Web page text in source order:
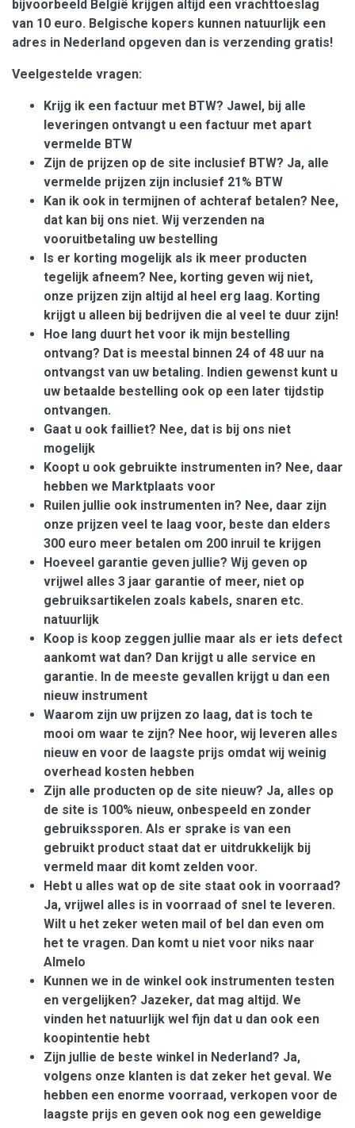
bijvoorbeeld België krijgen altijd een vrachttoeslag
van 10 euro. Belgische kopers kunnen natuurlijk een
adres in Nederland opgeven dan is verzending gratis!
Veelgestelde vragen:
Krijg ik een factuur met BTW? Jawel, bij alle
leveringen ontvangt u een factuur met apart
vermelde BTW
Zijn de prijzen op de site inclusief BTW? Ja, alle
vermelde prijzen zijn inclusief 21% BTW
Kan ik ook in termijnen of achteraf betalen? Nee,
dat kan bij ons niet. Wij verzenden na
vooruitbetaling uw bestelling
Is er korting mogelijk als ik meer producten
tegelijk afneem? Nee, korting geven wij niet,
onze prijzen zijn altijd al heel erg laag. Korting
krijgt u alleen bij bedrijven die al veel te duur zijn!
Hoe lang duurt het voor ik mijn bestelling
ontvang? Dat is meestal binnen 24 of 48 uur na
ontvangst van uw betaling. Indien gewenst kunt u
uw betaalde bestelling ook op een later tijdstip
ontvangen.
Gaat u ook failliet? Nee, dat is bij ons niet
mogelijk
Koopt u ook gebruikte instrumenten in? Nee, daar
hebben we Marktplaats voor
Ruilen jullie ook instrumenten in? Nee, daar zijn
onze prijzen veel te laag voor, beste dan elders
300 euro meer betalen om 200 inruil te krijgen
Hoeveel garantie geven jullie? Wij geven op
vrijwel alles 3 jaar garantie of meer, niet op
gebruiksartikelen zoals kabels, snaren etc.
natuurlijk
Koop is koop zeggen jullie maar als er iets defect
aankomt wat dan? Dan krijgt u alle service en
garantie. In de meeste gevallen krijgt u dan een
nieuw instrument
Waarom zijn uw prijzen zo laag, dat is toch te
mooi om waar te zijn? Nee hoor, wij leveren alles
nieuw en voor de laagste prijs omdat wij weinig
overhead kosten hebben
Zijn alle producten op de site nieuw? Ja, alles op
de site is 100% nieuw, onbespeeld en zonder
gebruikssporen. Als er sprake is van een
gebruikt product staat dat er uitdrukkelijk bij
vermeld maar dit komt zelden voor.
Hebt u alles wat op de site staat ook in voorraad?
Ja, vrijwel alles is in voorraad of snel te leveren.
Wilt u het zeker weten mail of bel dan even om
het te vragen. Dan komt u niet voor niks naar
Almelo
Kunnen we in de winkel ook instrumenten testen
en vergelijken? Jazeker, dat mag altijd. We
vinden het natuurlijk wel fijn dat u dan ook een
koopintentie hebt
Zijn jullie de beste winkel in Nederland? Ja,
volgens onze klanten is dat zeker het geval. We
hebben een enorme voorraad, verkopen voor de
laagste prijs en geven ook nog een geweldige